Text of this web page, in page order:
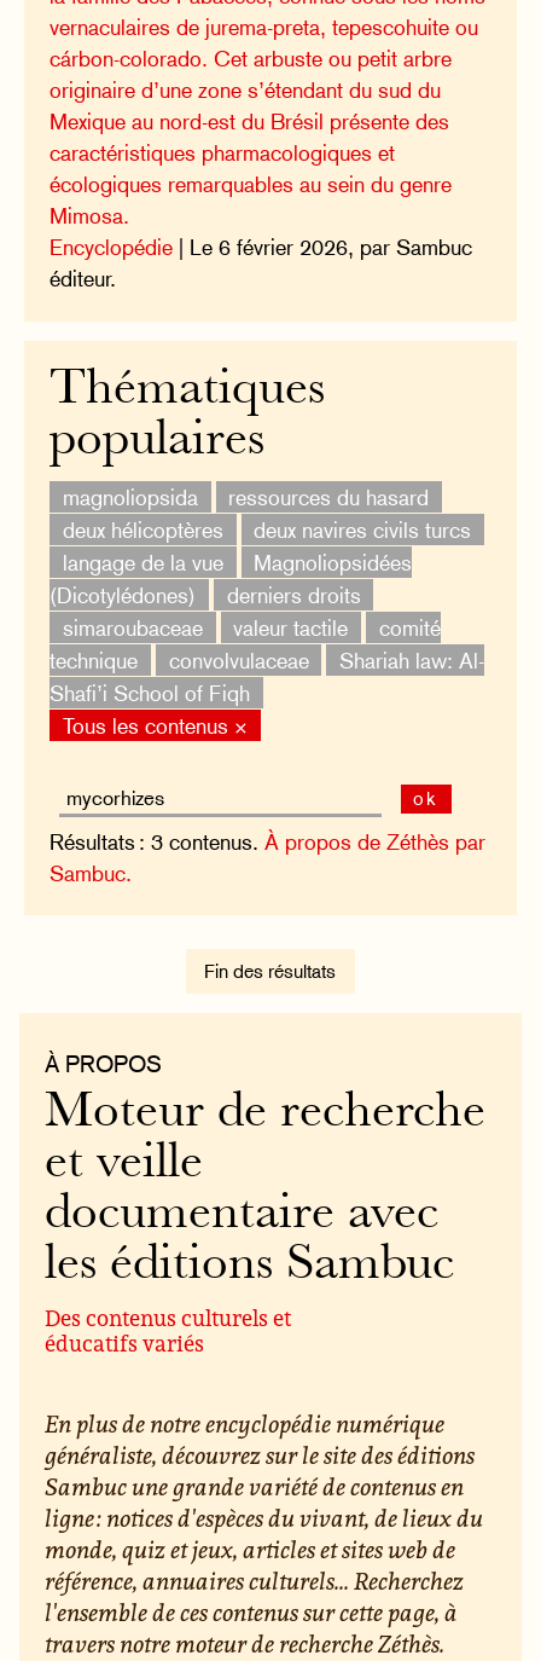
vernaculaires de jurema-preta, tepescohuite ou
cárbon-colorado. Cet arbuste ou petit arbre
originaire d’une zone s’étendant du sud du
Mexique au nord-est du Brésil présente des
caractéristiques pharmacologiques et
écologiques remarquables au sein du genre
Mimosa.
Encyclopédie | Le 6 février 2026, par Sambuc
éditeur.
Thématiques
populaires
magnoliopsida
ressources du hasard
deux hélicoptères
deux navires civils turcs
langage de la vue
Magnoliopsidées
(Dicotylédones)
derniers droits
simaroubaceae
valeur tactile
comité
technique
convolvulaceae
Shariah law: Al-
Shafi’i School of Fiqh
Tous les contenus ×
ok
Résultats : 3 contenus.À propos de Zéthès par
Sambuc.
Fin des résultats
À PROPOS
Moteur de recherche
et veille
documentaire avec
les éditions Sambuc
Des contenus culturels et
éducatifs variés
En plus de notre encyclopédie numérique
généraliste, découvrez sur le site des éditions
Sambuc une grande variété de contenus en
ligne : notices d'espèces du vivant, de lieux du
monde, quiz et jeux, articles et sites web de
référence, annuaires culturels... Recherchez
l'ensemble de ces contenus sur cette page, à
travers notre moteur de recherche Zéthès.